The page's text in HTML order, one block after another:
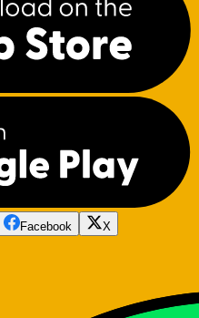
Facebook
X